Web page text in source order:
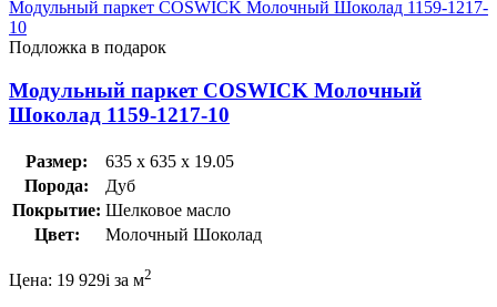
Модульный паркет COSWICK Молочный Шоколад 1159-1217-
10
Подложка в подарок
Модульный паркет COSWICK Молочный
Шоколад 1159-1217-10
Размер:
635 x 635 x 19.05
Порода:
Дуб
Покрытие: Шелковое масло
Цвет:
Молочный Шоколад
Цена: 19 929i за м2